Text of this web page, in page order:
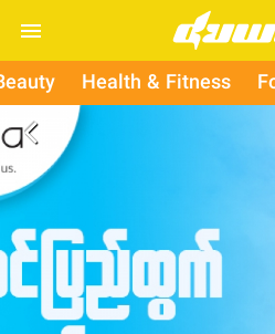
Health & Fitness
arrow_back_ios